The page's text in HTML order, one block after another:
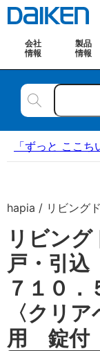
会社
情報
製品
情報
「ずっと ここ
hapia / リビング
リビン
戸・引
７１０
〈クリ
用 錠付